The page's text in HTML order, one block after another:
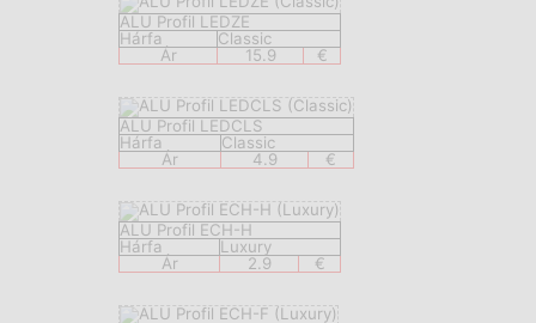
ALU Profil LEDZE
Hárfa
Classic
Ár
15.9 €
ALU Profil LEDCLS
Hárfa
Classic
Ár
4.9 €
ALU Profil ECH-H
Hárfa
Luxury
Ár
2.9 €